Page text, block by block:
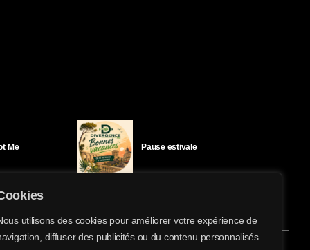
utilisons des cookies pour améliorer votre expérience de
diffuser des publicités ou du contenu personnalisés
share
email
Me Pause estivale